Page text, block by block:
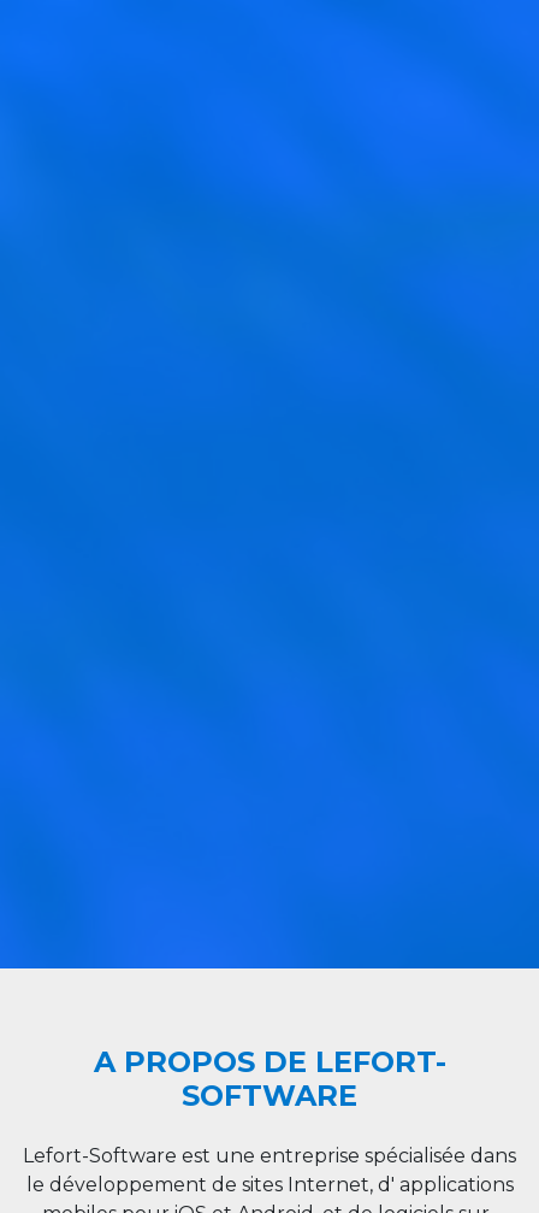
A PROPOS DE LEFORT-
SOFTWARE
Lefort-Software est une entreprise spécialisée dans
le développement de sites Internet, d' applications